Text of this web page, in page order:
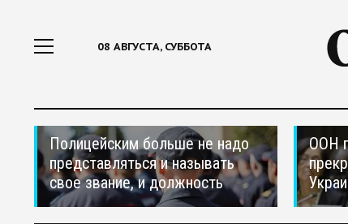
08 АВГУСТА, СУББОТА
Полицейским больше не надо
представляться и называть
свое звание, и должность
ООН